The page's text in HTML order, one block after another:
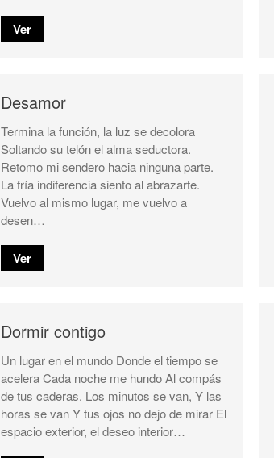
Ver
Desamor
Termina la función, la luz se decolora
Soltando su telón el alma seductora.
Retomo mi sendero hacia ninguna parte.
La fría indiferencia siento al abrazarte.
Vuelvo al mismo lugar, me vuelvo a
desen…
Ver
Dormir contigo
Un lugar en el mundo Donde el tiempo se
acelera Cada noche me hundo Al compás
de tus caderas. Los minutos se van, Y las
horas se van Y tus ojos no dejo de mirar El
espacio exterior, el deseo interior…